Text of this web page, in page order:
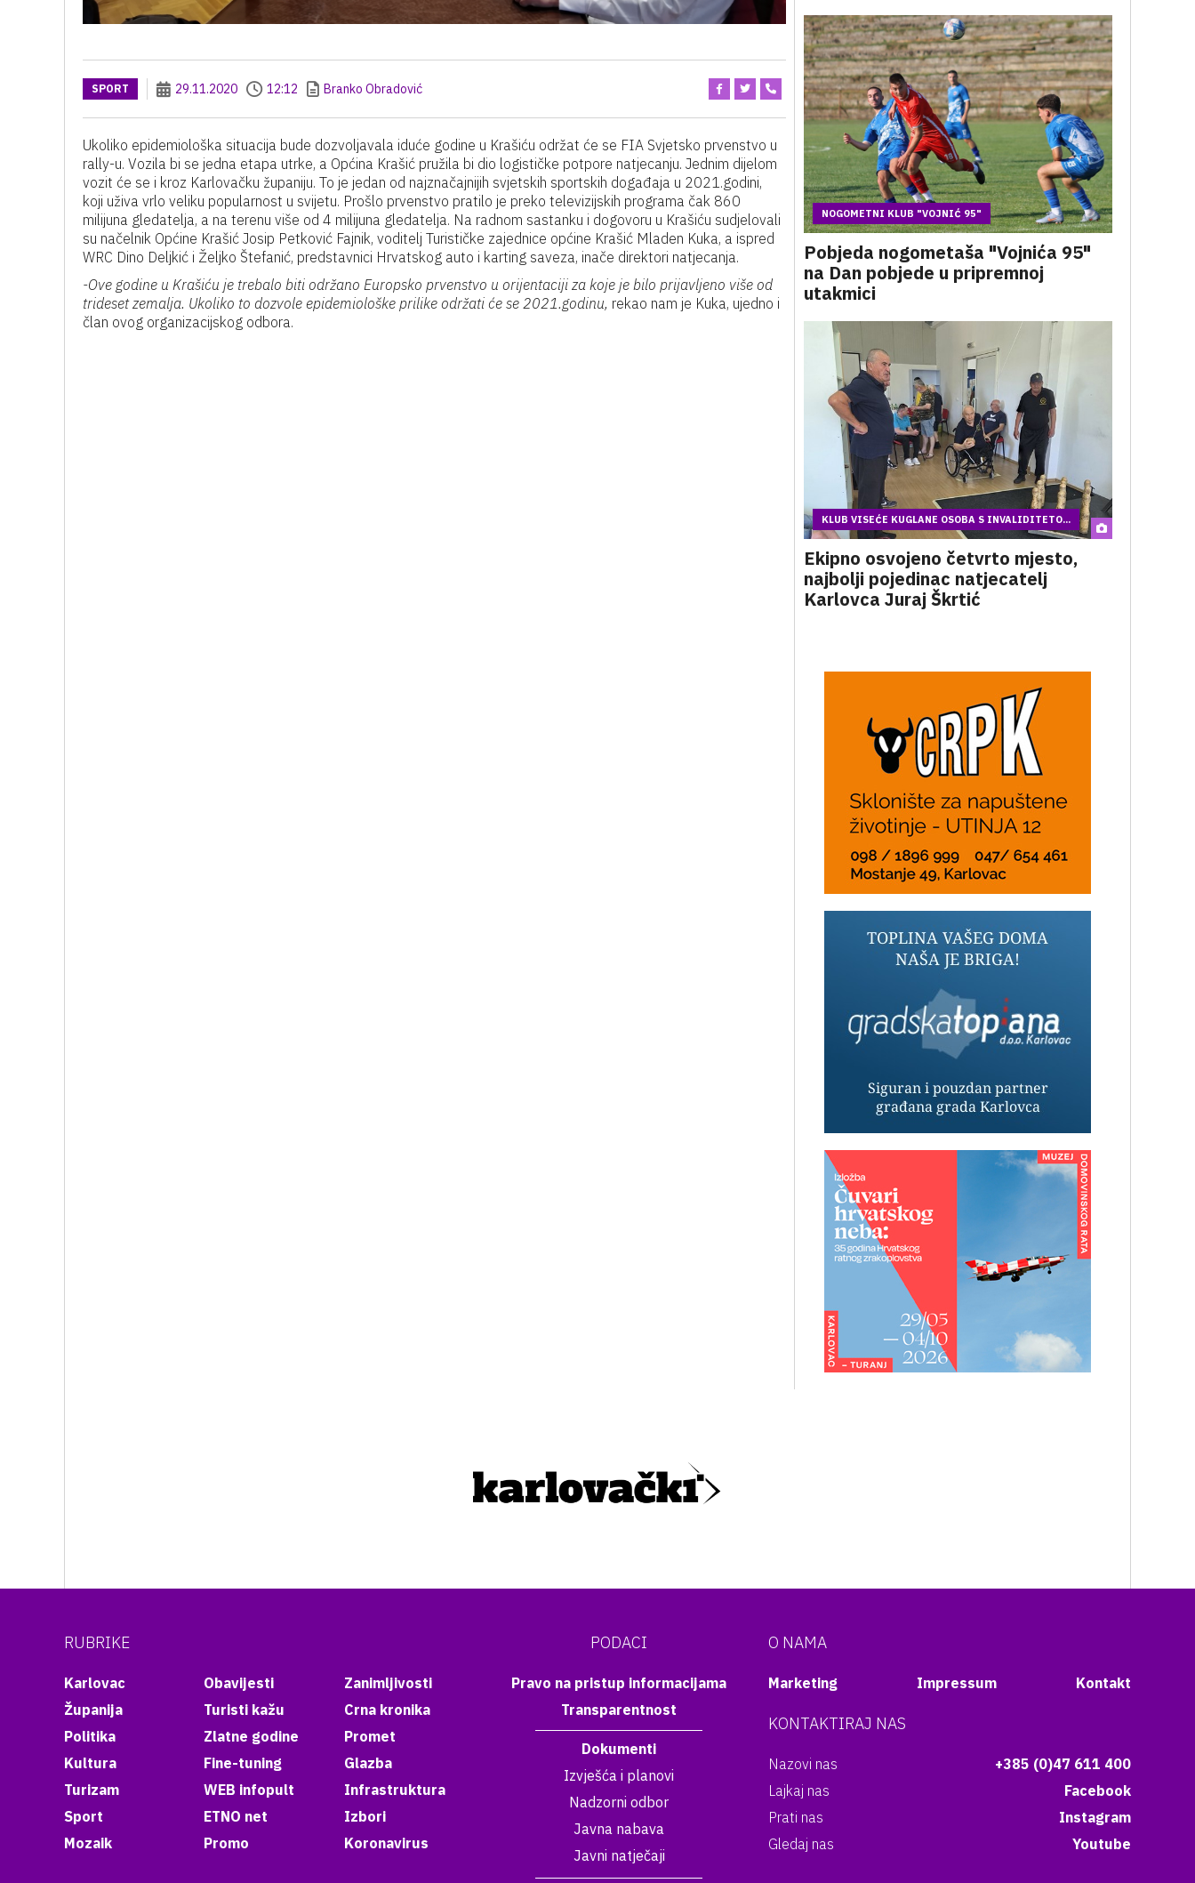
SPORT 29.11.2020 12:12 Branko Obradović
Ukoliko epidemiološka situacija bude dozvoljavala iduće godine u Krašiću održat će se FIA Svjetsko prvenstvo u
rally-u. Vozila bi se jedna etapa utrke, a Općina Krašić pružila bi dio logističke potpore natjecanju. Jednim dijelom
vozit će se i kroz Karlovačku županiju. To je jedan od najznačajnijih svjetskih sportskih događaja u 2021.godini,
koji uživa vrlo veliku popularnost u svijetu. Prošlo prvenstvo pratilo je preko televizijskih programa čak 860
milijuna gledatelja, a na terenu više od 4 milijuna gledatelja. Na radnom sastanku i dogovoru u Krašiću sudjelovali
su načelnik Općine Krašić Josip Petković Fajnik, voditelj Turističke zajednice općine Krašić Mladen Kuka, a ispred
WRC Dino Deljkić i Željko Štefanić, predstavnici Hrvatskog auto i karting saveza, inače direktori natjecanja.
-Ove godine u Krašiću je trebalo biti održano Europsko prvenstvo u orijentaciji za koje je bilo prijavljeno više od
trideset zemalja. Ukoliko to dozvole epidemiološke prilike održati će se 2021.godinu, rekao nam je Kuka, ujedno i
član ovog organizacijskog odbora.
NOGOMETNI KLUB "VOJNIĆ 95"
Pobjeda nogometaša "Vojnića 95"
na Dan pobjede u pripremnoj
utakmici
KLUB VISEĆE KUGLANE OSOBA S INVALIDITETO...
Ekipno osvojeno četvrto mjesto,
najbolji pojedinac natjecatelj
Karlovca Juraj Škrtić
RUBRIKE
Karlovac
Županija
Politika
Kultura
Turizam
Sport
Mozaik
Obavijesti
Turisti kažu
Zlatne godine
Fine-tuning
WEB infopult
ETNO net
Promo
Zanimljivosti
Crna kronika
Promet
Glazba
Infrastruktura
Izbori
Koronavirus
PODACI
Pravo na pristup informacijama
Transparentnost
Dokumenti
Izvješća i planovi
Nadzorni odbor
Javna nabava
Javni natječaji
O NAMA
Marketing Impressum Kontakt
KONTAKTIRAJ NAS
Nazovi nas
+385 (0)47 611 400
Lajkaj nas
Facebook
Prati nas
Instagram
Gledaj nas
Youtube